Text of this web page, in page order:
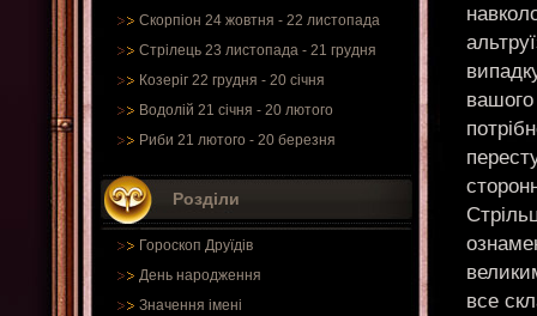
Скорпіон 24 жовтня - 22 листопада
Стрілець 23 листопада - 21 грудня
Козеріг 22 грудня - 20 січня
Водолій 21 січня - 20 лютого
Риби 21 лютого - 20 березня
Розділи
Гороскоп Друїдів
День народження
Значення імені
вашого
все